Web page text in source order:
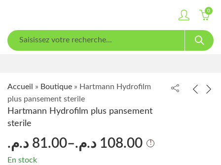
0
Accueil » Boutique » Hartmann Hydrofilm
plus pansement sterile
Hartmann Hydrofilm plus pansement
sterile
81.00 د.م. – 108.00 د.م.
En stock